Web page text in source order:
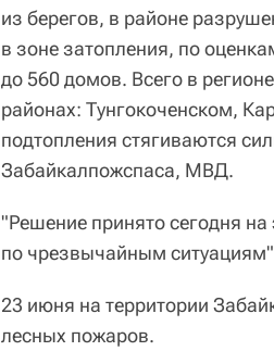
из берегов, в районе
в зоне затопления, по
до 560 домов. Всего в
районах: Тунгокоченском,
подтопления стягиваются
Забайкалпожспаса, МВД.
"Решение принято сегодня
по чрезвычайным
23 июня на территории
лесных пожаров.